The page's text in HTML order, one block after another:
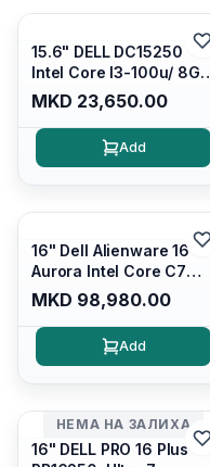
15.6" DELL DC15250
Intel Core I3-100u/ 8GB
DDR4/ 512GB SSD M.2/
Iris Xe Graphics/ 120Hz
Anti-glare LED Display/
Backlit Kb/ Platinum
MKD 23,650.00
Add
16" Dell Alienware 16
Aurora Intel Core C7
240H /16GB RAM DDR5
5600mhz/ 1TB SSD M.2
Nvme/rtx4050 6GB/
Wqxga(2560x1600)
Win 11 Home/
MKD 98,980.00
Add
НЕМА НА ЗАЛИХА
16" DELL PRO 16 Plus